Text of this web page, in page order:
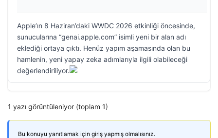
Apple’ın 8 Haziran’daki WWDC 2026 etkinliği öncesinde,
sunucularına “genai.apple.com” isimli yeni bir alan adı
eklediği ortaya çıktı. Henüz yapım aşamasında olan bu
hamlenin, yeni yapay zeka adımlarıyla ilgili olabileceği
değerlendiriliyor.
1 yazı görüntüleniyor (toplam 1)
Bu konuyu yanıtlamak için giriş yapmış olmalısınız.